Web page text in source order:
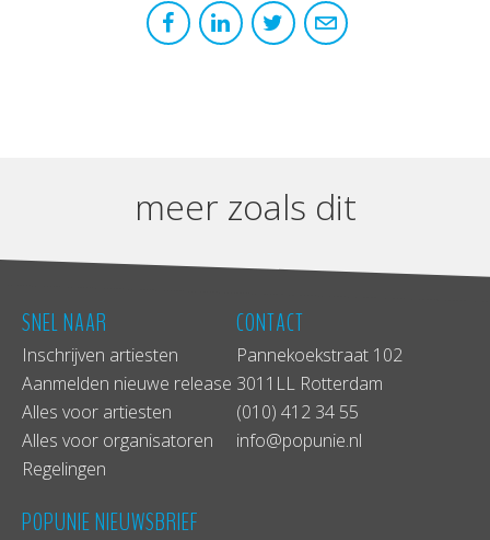
meer zoals dit
SNEL NAAR
Inschrijven artiesten
Aanmelden nieuwe release
Alles voor artiesten
Alles voor organisatoren
Regelingen
CONTACT
Pannekoekstraat 102
3011LL Rotterdam
(010) 412 34 55
info@popunie.nl
POPUNIE NIEUWSBRIEF